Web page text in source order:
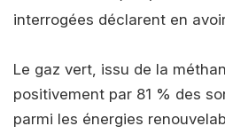
interrogées déclarent en
Le gaz vert, issu de la
positivement par 81 % des
parmi les énergies